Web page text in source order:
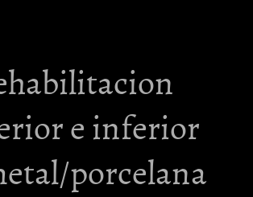
e inferior
porcelana